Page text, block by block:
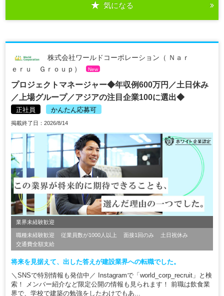
気になる
株式会社ワールドコーポレーション（ Ｎａｒ
ｅｒｕ Ｇｒｏｕｐ）
New
プロジェクトマネージャー◆年収例600万円／土日休み
／上場グループ／アジアの注目企業100に選出◆
正社員 かんたん応募可
掲載終了日：2026/8/14
業界未経験歓迎
職種未経験歓迎 従業員数が1000人以上 面接1回のみ
土日祝休み
交通費全額支給
将来を見据えて、出した答えが建設業界への転職でした。
＼SNSで特別情報も発信中／ Instagramで「world_corp_recruit」と検
索！ メンバー紹介など限定公開の情報も見られます！ 前職は飲食業
界で、学校で建築の勉強をしたわけでもあ...